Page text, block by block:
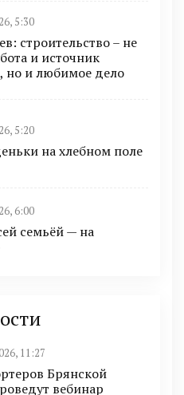
5:30
строительство – не
и источник
но и любимое дело
5:20
на хлебном поле
6:00
семьёй — на
11:27
Брянской
вебинар